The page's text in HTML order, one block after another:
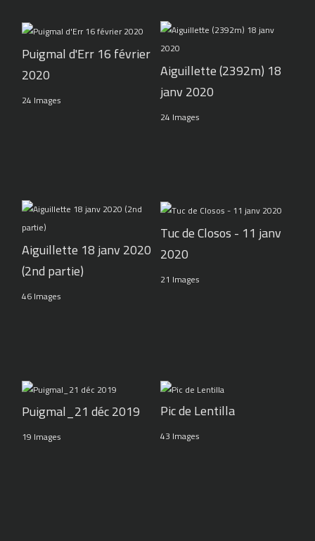
Puigmal d'Err 16 février
2020
24 Images
Aiguillette (2392m) 18
janv 2020
24 Images
Aiguillette 18 janv 2020
(2nd partie)
46 Images
Tuc de Closos - 11 janv
2020
21 Images
Puigmal_21 déc 2019
19 Images
Pic de Lentilla
43 Images